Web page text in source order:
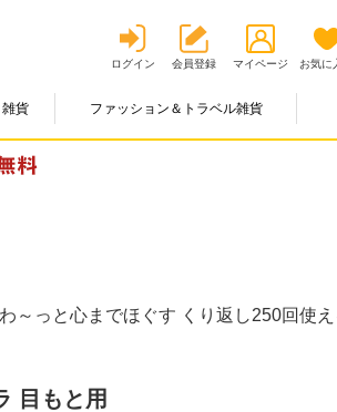
ログイン 会員登録 マイページ お気に
貨 ファッション＆トラベル雑貨
～っと心までほぐす くり返し250回使え
目もと用